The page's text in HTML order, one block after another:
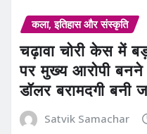
कला, इतिहास और संस्कृति
चढ़ावा चोरी केस में
पर मुख्य आरोपी
डॉलर बरामदगी बनी
Satvik Samachar